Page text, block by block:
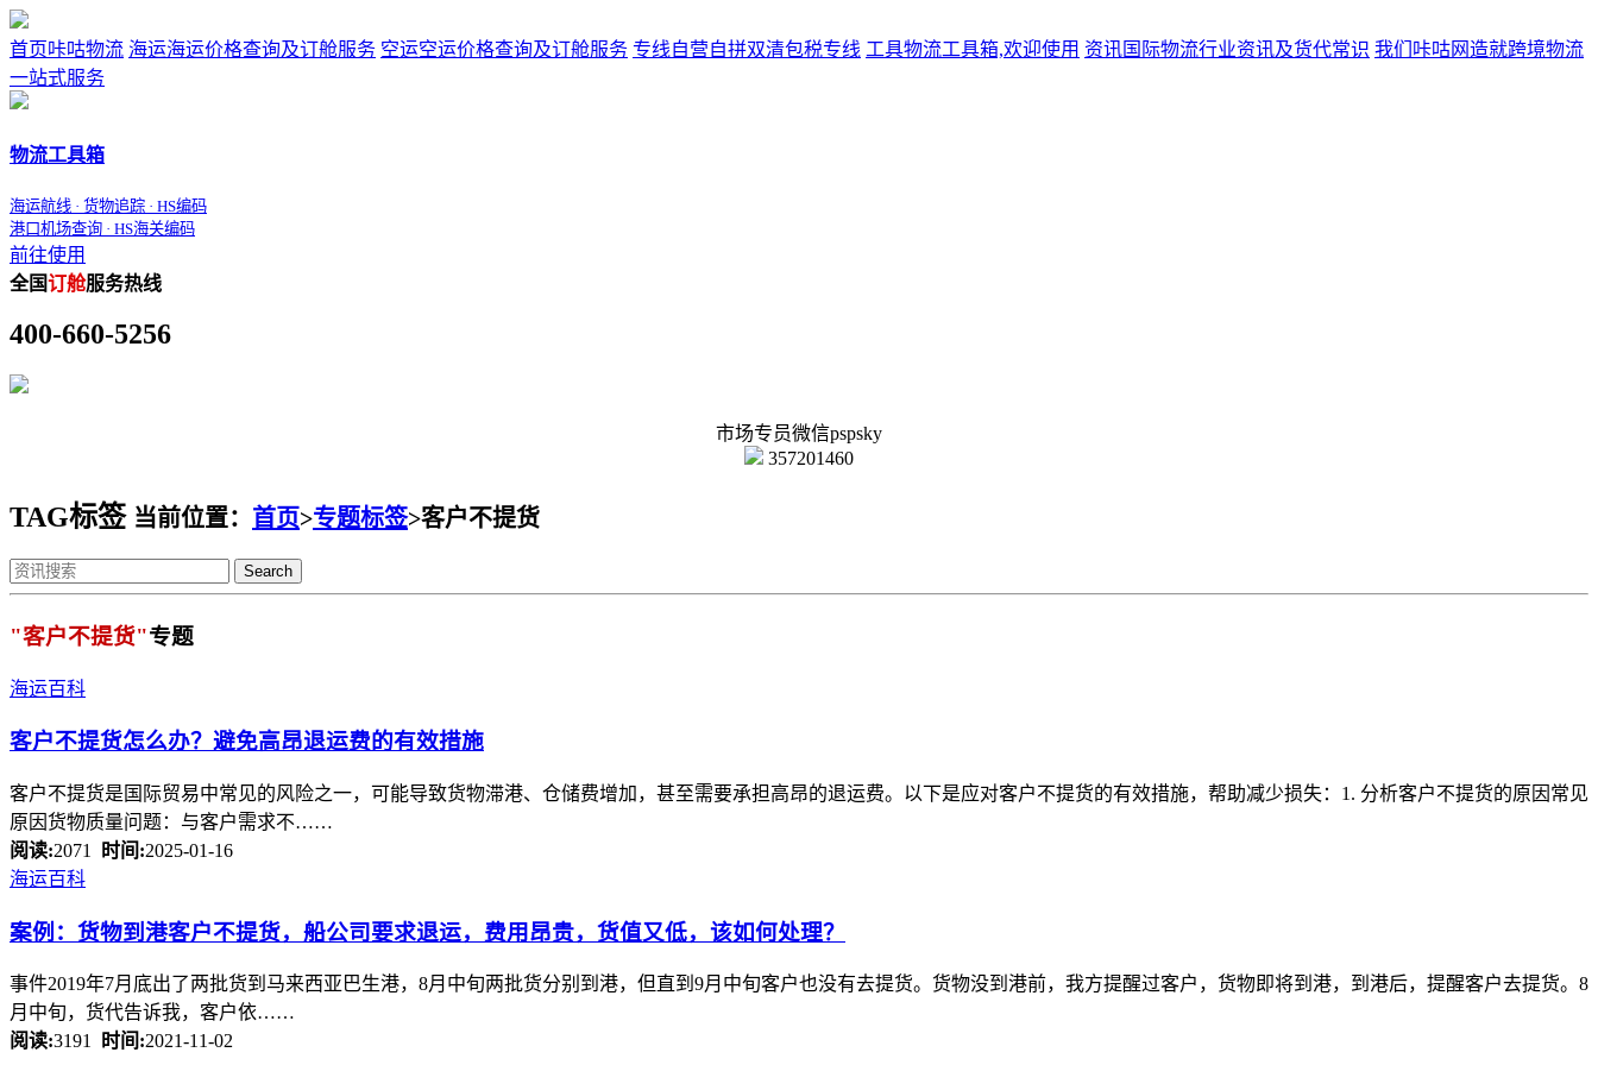
首页咔咕物流 海运海运价格查询及订舱服务 空运空运价格查询及订舱服务 专线自营自拼双清包税专线 工具物流工具箱,欢迎使用 资讯国际物流行业资讯及货代常识 我们 咔咕网造就跨境物流
一站式服务
物流工具箱
海运航线 · 货物追踪 · HS编码
港口机场查询 · HS海关编码
前往使用
全国订舱服务热线
400-660-5256
市场专员微信pspsky
357201460
TAG标签 当前位置： 首页>专题标签>客户不提货
Search
"客户不提货"专题
海运百科
客户不提货怎么办？避免高昂退运费的有效措施
客户不提货是国际贸易中常见的风险之一，可能导致货物滞港、仓储费增加，甚至需要承担高昂的退运费。以下是应对客户不提货的有效措施，帮助减少损失：1. 分析客户不提货的原因常见
原因货物质量问题：与客户需求不……
阅读:2071 时间:2025-01-16
海运百科
案例：货物到港客户不提货，船公司要求退运，费用昂贵，货值又低，该如何处理？
事件2019年7月底出了两批货到马来西亚巴生港，8月中旬两批货分别到港，但直到9月中旬客户也没有去提货。货物没到港前，我方提醒过客户，货物即将到港，到港后，提醒客户去提货。8
月中旬，货代告诉我，客户依……
阅读:3191 时间:2021-11-02